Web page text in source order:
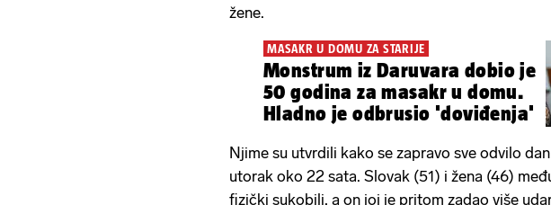
žene.
MASAKR U DOMU ZA STARIJE
Monstrum iz Daruvara dobio je
50 godina za masakr u domu.
Hladno je odbrusio 'doviđenja'
Njime su utvrdili kako se zapravo sve odvilo
utorak oko 22 sata. Slovak (51) i žena (46)
fizički sukobili, a on joj je pritom zadao više